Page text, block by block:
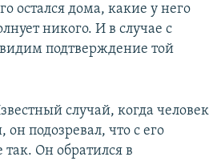
остался дома, какие у него
никого. И в случае с
подтверждение той
случай, когда человек
подозревал, что с его
так. Он обратился в